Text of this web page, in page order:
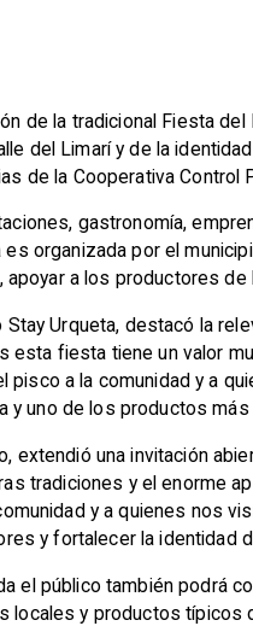
de la tradicional Fiesta
del Limarí y de la
de la Cooperativa Control
gastronomía,
organizada por el
a los productores
Urqueta, destacó la
fiesta tiene un valor
a la comunidad y a
y uno de los productos
extendió una invitación
tradiciones y el enorme
y a quienes nos
y fortalecer la identidad
el público también podrá
y productos típicos